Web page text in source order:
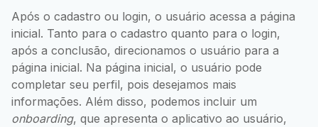
Após o cadastro ou login, o usuário acessa a página
inicial. Tanto para o cadastro quanto para o login,
após a conclusão, direcionamos o usuário para a
página inicial. Na página inicial, o usuário pode
completar seu perfil, pois desejamos mais
informações. Além disso, podemos incluir um
onboarding, que apresenta o aplicativo ao usuário,